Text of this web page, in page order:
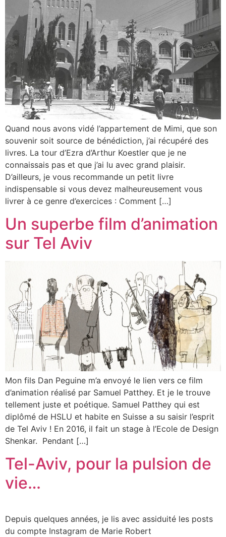
Quand nous avons vidé l’appartement de Mimi, que son
souvenir soit source de bénédiction, j’ai récupéré des
livres. La tour d’Ezra d’Arthur Koestler que je ne
connaissais pas et que j’ai lu avec grand plaisir.
D’ailleurs, je vous recommande un petit livre
indispensable si vous devez malheureusement vous
livrer à ce genre d’exercices : Comment […]
Un superbe film d’animation
sur Tel Aviv
Mon fils Dan Peguine m’a envoyé le lien vers ce film
d’animation réalisé par Samuel Patthey. Et je le trouve
tellement juste et poétique. Samuel Patthey qui est
diplômé de HSLU et habite en Suisse a su saisir l’esprit
de Tel Aviv ! En 2016, il fait un stage à l’Ecole de Design
Shenkar. Pendant […]
Tel-Aviv, pour la pulsion de
vie…
Depuis quelques années, je lis avec assiduité les posts
du compte Instagram de Marie Robert